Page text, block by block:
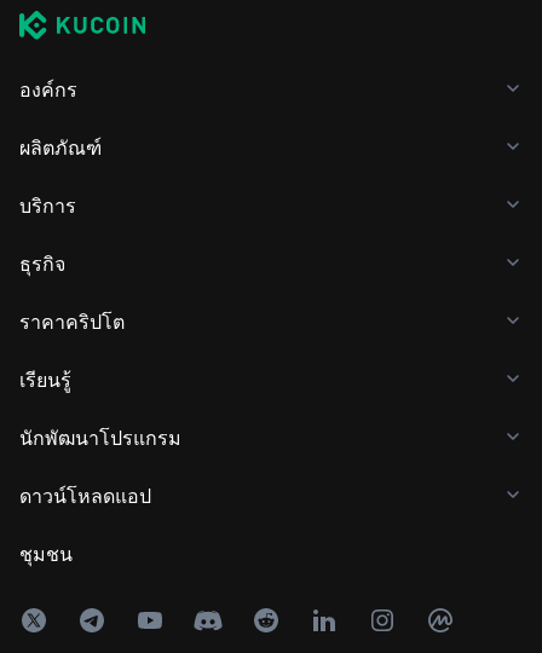
องค์กร
ผลิตภัณฑ์
บริการ
ธุรกิจ
ราคาคริปโต
เรียนรู้
นักพัฒนาโปรแกรม
ดาวน์โหลดแอป
ชุมชน